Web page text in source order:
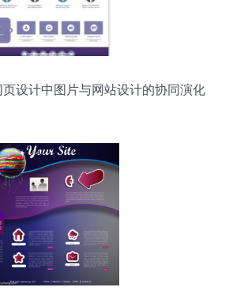
设计中图片与网站设计的协同演化